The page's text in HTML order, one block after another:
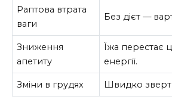
Раптова втрата
ваги
Без дієт —
Зниження
апетиту
Їжа перестає
енергії.
Зміни в грудях Швидко